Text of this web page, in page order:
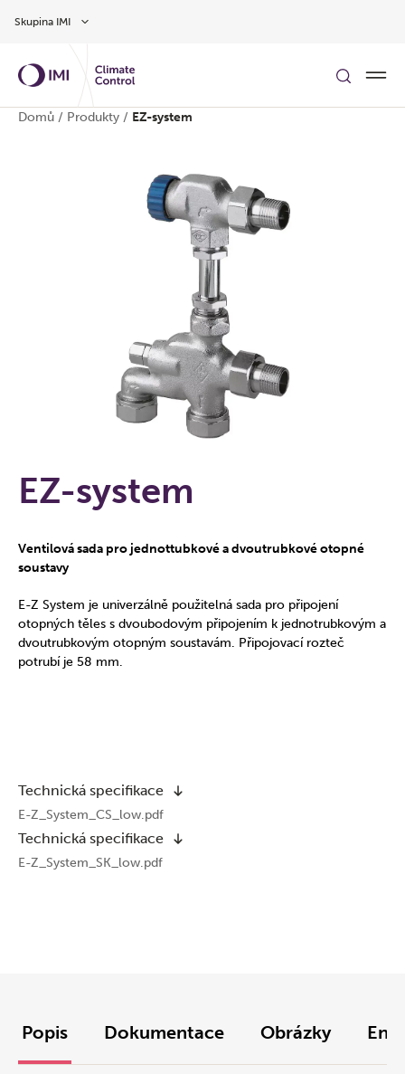
Skupina IMI
Domů / Produkty / EZ-system
EZ-system
Ventilová sada pro jednottubkové a dvoutrubkové otopné
soustavy
E-Z System je univerzálně použitelná sada pro připojení
otopných těles s dvoubodovým připojením k jednotrubkovým a
dvoutrubkovým otopným soustavám. Připojovací rozteč
potrubí je 58 mm.
Technická specifikace
E-Z_System_CS_low.pdf
Technická specifikace
E-Z_System_SK_low.pdf
Popis Dokumentace Obrázky